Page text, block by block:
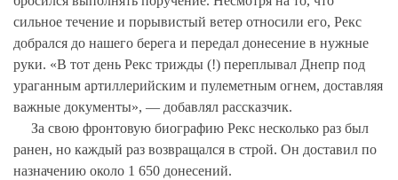
сильное течение и порывистый ветер относили его, Рекс
добрался до нашего берега и передал донесение в нужные
руки. «В тот день Рекс трижды (!) переплывал Днепр под
ураганным артиллерийским и пулеметным огнем, доставляя
важные документы», — добавлял рассказчик.
За свою фронтовую биографию Рекс несколько раз был
ранен, но каждый раз возвращался в строй. Он доставил по
назначению около 1 650 донесений.